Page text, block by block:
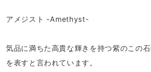
アメジスト -Amethyst-
気品に満ちた高貴な輝きを持つ紫のこの
を表すと言われています。